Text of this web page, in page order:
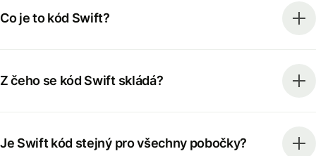
Co je to kód Swift?
Z čeho se kód Swift skládá?
Je Swift kód stejný pro všechny pobočky?